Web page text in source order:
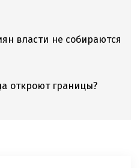
власти не собираются
откроют границы?